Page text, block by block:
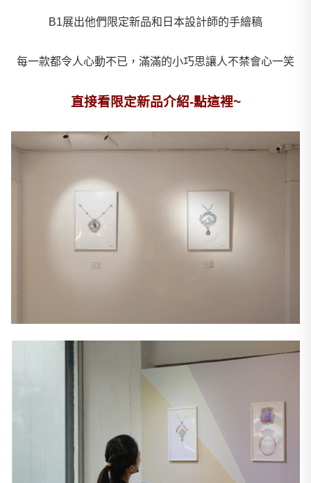
B1展出他們限定新品和日本設計師的手繪稿
每一款都令人心動不已，滿滿的小巧思讓人不禁會心一笑
直接看限定新品介紹-點這裡~